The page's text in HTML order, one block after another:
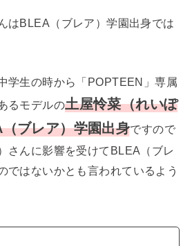
はBLEA（ブレア）学園出身では
学生の時から「POPTEEN」専属
るモデルの土屋怜菜（れいぽ
ブレア）学園出身ですので
さんに影響を受けてBLEA（ブレ
ではないかとも言われているよう